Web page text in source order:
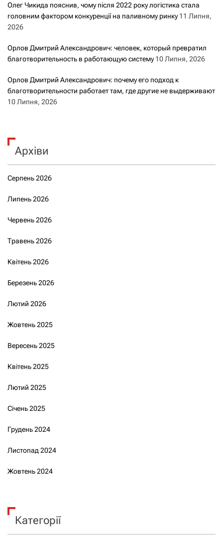
Олег Чикида пояснив, чому після 2022 року логістика стала
головним фактором конкуренції на паливному ринку 11 Липня,
2026
Орлов Дмитрий Александрович: человек, который превратил
благотворительность в работающую систему 10 Липня, 2026
Орлов Дмитрий Александрович: почему его подход к
благотворительности работает там, где другие не выдерживают
10 Липня, 2026
Архіви
Серпень 2026
Липень 2026
Червень 2026
Травень 2026
Квітень 2026
Березень 2026
Лютий 2026
Жовтень 2025
Вересень 2025
Квітень 2025
Лютий 2025
Січень 2025
Грудень 2024
Листопад 2024
Жовтень 2024
Категорії